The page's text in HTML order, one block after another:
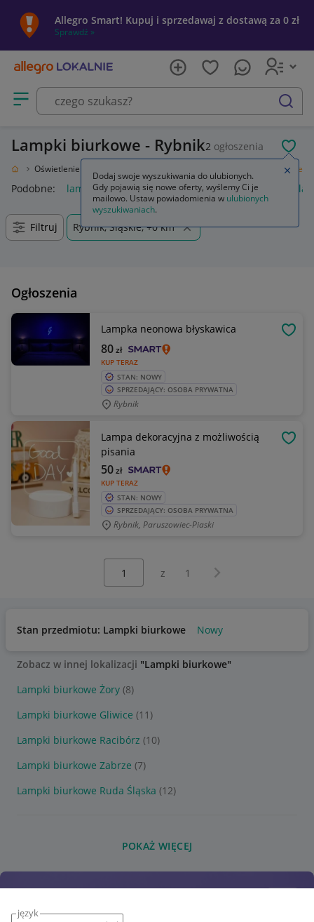
język
Allegro Smart! Kupuj i sprzedawaj z dostawą za 0 zł
Sprawdź »
Otwórz menu z kategoriami
szukaj
Lampki biurkowe - Rybnik2 ogłoszenia
Oświetlenie Lampki biurkowe
Podobne: lampki biurkowe uchwyt do lampki biurkowej
Filtruj Rybnik, Śląskie, +0 km
Ogłoszenia
Lampka neonowa błyskawica
KUP TERAZ
80zł
STAN: NOWY
SPRZEDAJĄCY: OSOBA PRYWATNA
Rybnik
Lampa dekoracyjna z możliwością
pisania
KUP TERAZ
50zł
STAN: NOWY
SPRZEDAJĄCY: OSOBA PRYWATNA
Rybnik, Paruszowiec-Piaski
z 1 Następna strona
Stan przedmiotu: Lampki biurkowe Nowy
Zobacz w innej lokalizacji "Lampki biurkowe"
Lampki biurkowe Żory (8)
Lampki biurkowe Gliwice (11)
Lampki biurkowe Racibórz (10)
Lampki biurkowe Zabrze (7)
Lampki biurkowe Ruda Śląska (12)
POKAŻ WIĘCEJ
Dodaj swoje wyszukiwania do ulubionych.
Gdy pojawią się nowe oferty, wyślemy Ci je
mailowo. Ustaw powiadomienia w ulubionych
wyszukiwaniach.